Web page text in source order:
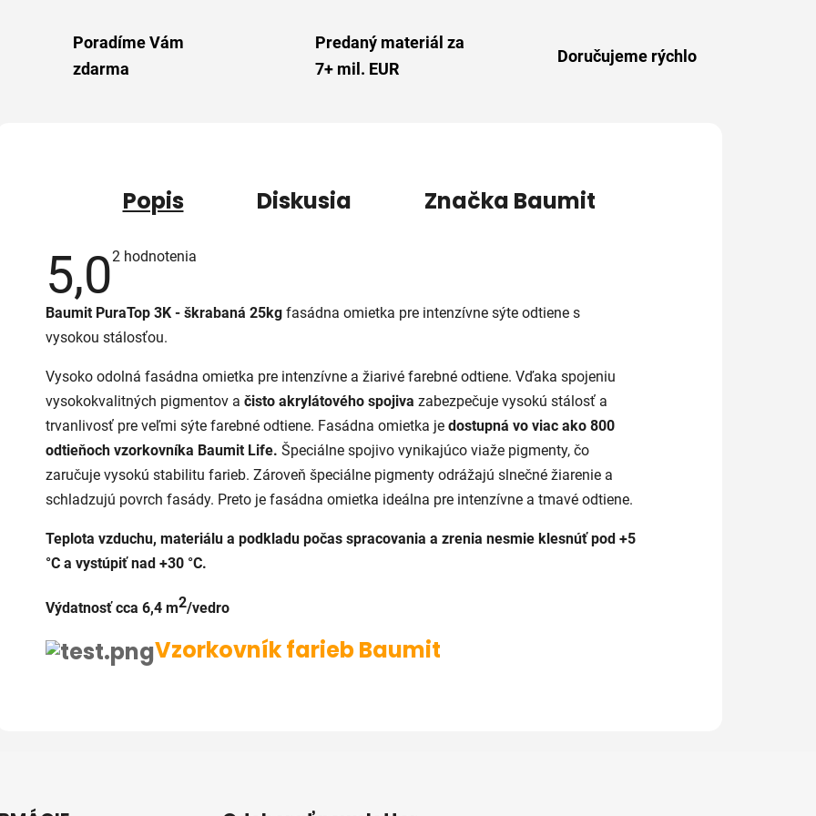
Poradíme Vám
zdarma
Predaný materiál za
7+ mil. EUR
Doručujeme rýchlo
Popis Diskusia Značka Baumit
5,0Priemerné
5,0
z
5
2 hodnotenia
Baumit PuraTop 3K - škrabaná 25kg fasádna omietka pre intenzívne sýte odtiene s
vysokou stálosťou.
Vysoko odolná fasádna omietka pre intenzívne a žiarivé farebné odtiene. Vďaka spojeniu
vysokokvalitných pigmentov a čisto akrylátového spojiva zabezpečuje vysokú stálosť a
trvanlivosť pre veľmi sýte farebné odtiene. Fasádna omietka je dostupná vo viac ako 800
odtieňoch vzorkovníka Baumit Life. Špeciálne spojivo vynikajúco viaže pigmenty, čo
zaručuje vysokú stabilitu farieb. Zároveň špeciálne pigmenty odrážajú slnečné žiarenie a
schladzujú povrch fasády. Preto je fasádna omietka ideálna pre intenzívne a tmavé odtiene.
Teplota vzduchu, materiálu a podkladu počas spracovania a zrenia nesmie klesnúť pod +5
°C a vystúpiť nad +30 °C.
Výdatnosť cca 6,4 m2/vedro
Vzorkovník farieb Baumit